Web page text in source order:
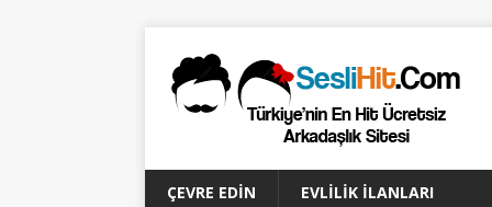
ÇEVRE EDIN EVLILIK İLANLARI